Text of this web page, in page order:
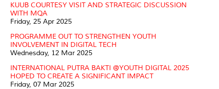
KUUB COURTESY VISIT AND STRATEGIC DISCUSSION
WITH MQA
Friday, 25 Apr 2025
PROGRAMME OUT TO STRENGTHEN YOUTH
INVOLVEMENT IN DIGITAL TECH
Wednesday, 12 Mar 2025
INTERNATIONAL PUTRA BAKTI @YOUTH DIGITAL 2025
HOPED TO CREATE A SIGNIFICANT IMPACT
Friday, 07 Mar 2025